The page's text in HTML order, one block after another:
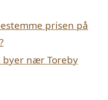
prisen på
byer nær Toreby